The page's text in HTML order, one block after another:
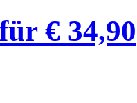
€ 34,90